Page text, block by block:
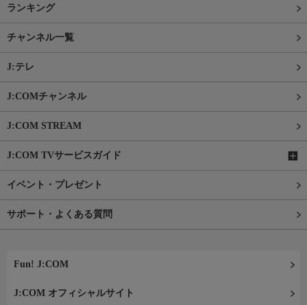
ランキング
チャンネル一覧
J:テレ
J:COMチャンネル
J:COM STREAM
J:COM TVサービスガイド
イベント・プレゼント
サポート・よくある質問
Fun! J:COM
J:COM オフィシャルサイト